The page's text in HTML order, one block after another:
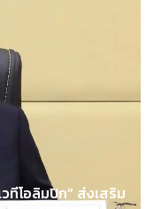
ทีโอลิมปิก” ส่งเสริม